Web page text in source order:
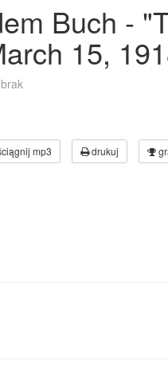
Buch -
15,
brak
mp3 drukuj